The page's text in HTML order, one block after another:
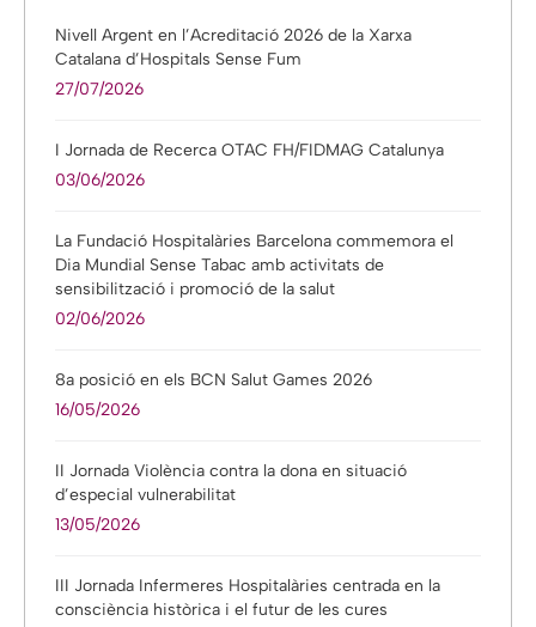
Nivell Argent en l’Acreditació 2026 de la Xarxa
Catalana d’Hospitals Sense Fum
27/07/2026
I Jornada de Recerca OTAC FH/FIDMAG Catalunya
03/06/2026
La Fundació Hospitalàries Barcelona commemora el
Dia Mundial Sense Tabac amb activitats de
sensibilització i promoció de la salut
02/06/2026
8a posició en els BCN Salut Games 2026
16/05/2026
II Jornada Violència contra la dona en situació
d’especial vulnerabilitat
13/05/2026
III Jornada Infermeres Hospitalàries centrada en la
consciència històrica i el futur de les cures